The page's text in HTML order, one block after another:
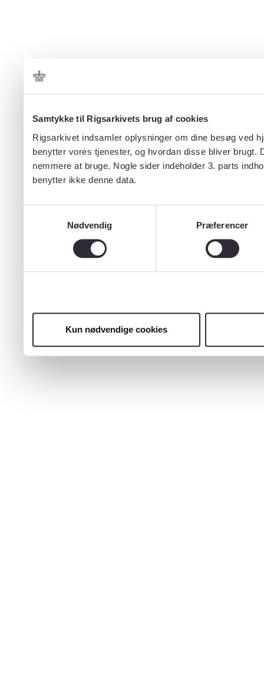
Samtykke til Rigsarkivets brug af cookies
Rigsarkivet indsamler oplysninger om dine besøg ved
benytter vores tjenester, og hvordan disse bliver
nemmere at bruge. Nogle sider indeholder 3. parts
benytter ikke denne data.
Nødvendig
Præferencer
Kun nødvendige cookies